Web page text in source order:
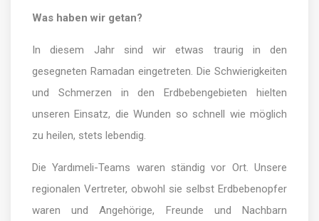
Was haben wir getan?
In diesem Jahr sind wir etwas traurig in den
gesegneten Ramadan eingetreten. Die Schwierigkeiten
und Schmerzen in den Erdbebengebieten hielten
unseren Einsatz, die Wunden so schnell wie möglich
zu heilen, stets lebendig.
Die Yardımeli-Teams waren ständig vor Ort. Unsere
regionalen Vertreter, obwohl sie selbst Erdbebenopfer
waren und Angehörige, Freunde und Nachbarn